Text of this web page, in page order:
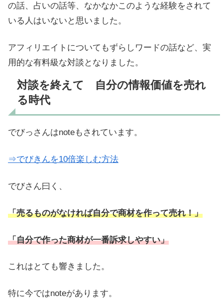
の話、占いの話等、なかなかこのような経験をされて
いる人はいないと思いました。
アフィリエイトについてもずらしワードの話など、実
用的な有料級な対談となりました。
対談を終えて 自分の情報価値を売れ
る時代
でびっさんはnoteもされています。
⇒でびきんを10倍楽しむ方法
でびさん曰く、
「売るものがなければ自分で商材を作って売れ！」
「自分で作った商材が一番訴求しやすい」
これはとても響きました。
特に今ではnoteがあります。